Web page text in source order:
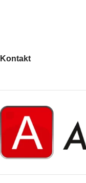
Kontakt